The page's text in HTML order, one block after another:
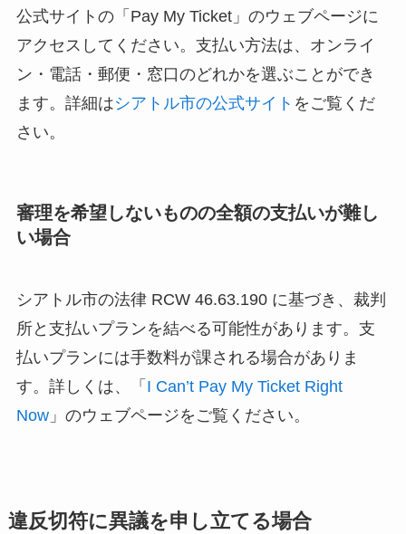
公式サイトの「Pay My Ticket」のウェブページに
アクセスしてください。支払い方法は、オンライ
ン・電話・郵便・窓口のどれかを選ぶことができ
ます。詳細はシアトル市の公式サイト をご覧くだ
さい。
審理を希望しないものの全額の支払いが難し
い場合
シアトル市の法律 RCW 46.63.190 に基づき、裁判
所と支払いプランを結べる可能性があります。支
払いプランには手数料が課される場合がありま
す。詳しくは、「 I Can’t Pay My Ticket Right
Now」のウェブページをご覧ください。
違反切符に異議を申し立てる場合